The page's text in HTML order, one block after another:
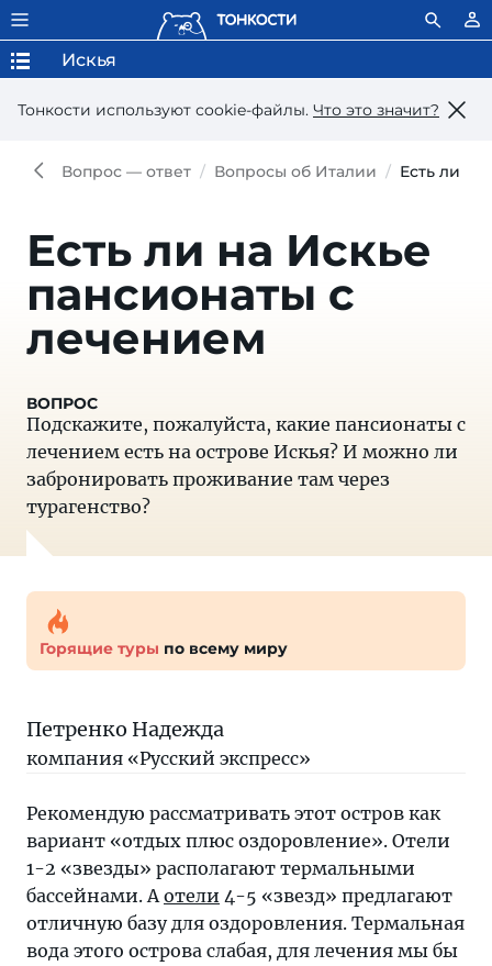
Тонкости используют сookie-файлы. Что это значит?
Искья
Вопрос — ответ Вопросы об Италии Есть ли
Есть ли на Искье
пансионаты с
лечением
Подскажите, пожалуйста, какие пансионаты с
лечением есть на острове Искья? И можно ли
забронировать проживание там через
турагенство?
Горящие туры по всему миру
Петренко Надежда
компания «Русский экспресс»
Рекомендую рассматривать этот остров как
вариант «отдых плюс оздоровление». Отели
1-2 «звезды» располагают термальными
бассейнами. Аотели 4-5 «звезд» предлагают
отличную базу для оздоровления. Термальная
вода этого острова слабая, для лечения мы бы